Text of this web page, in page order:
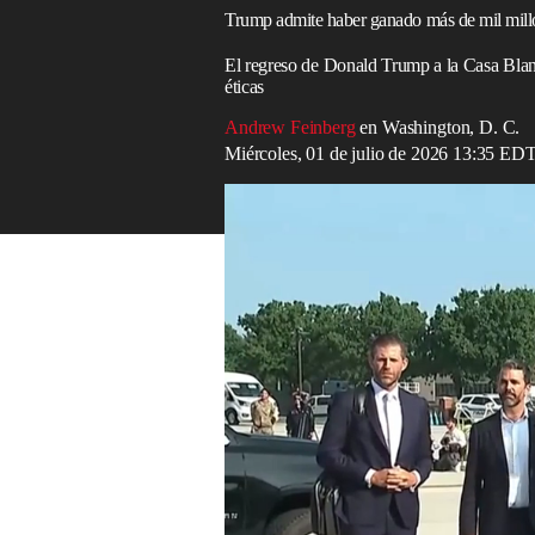
Trump admite haber ganado más de mil
El regreso de Donald Trump a la Casa
éticas
Andrew Feinberg en Washington, D. C.
Miércoles, 01 de julio de 2026 13:35
El presidenteDonald Trumpaseguró el
de mil millones de dólares reflejada en
de su patrimonio fue resultado de las
para obtener beneficios desde la
Al responder preguntas de los
con sus hijosDonald Trump Jr.yEric
que no se involucra en el manejo de sus
administran muy bien mi dinero".
"Gané mucho dinero antes de ser